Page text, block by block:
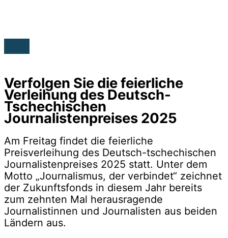
Verfolgen Sie die feierliche
Verleihung des Deutsch-
Tschechischen
Journalistenpreises 2025
Am Freitag findet die feierliche
Preisverleihung des Deutsch-tschechischen
Journalistenpreises 2025 statt. Unter dem
Motto „Journalismus, der verbindet“ zeichnet
der Zukunftsfonds in diesem Jahr bereits
zum zehnten Mal herausragende
Journalistinnen und Journalisten aus beiden
Ländern aus.